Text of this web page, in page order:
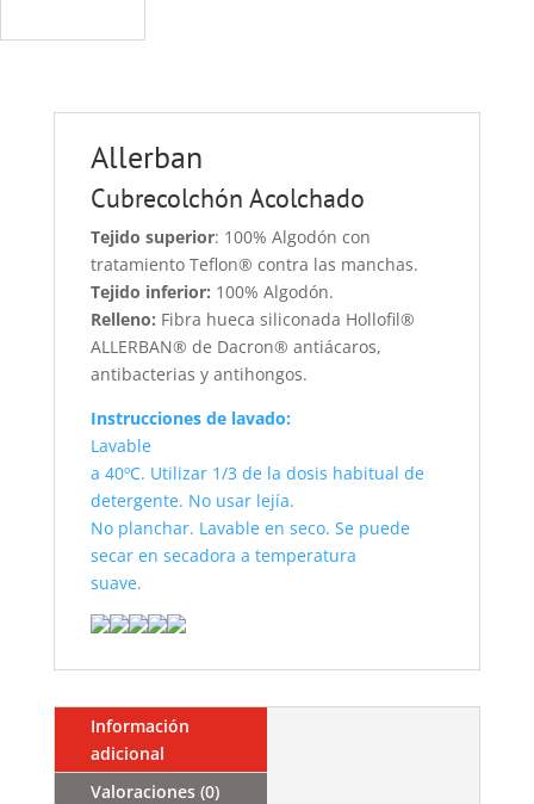
Allerban
Cubrecolchón Acolchado
Tejido superior: 100% Algodón con
tratamiento Teflon® contra las manchas.
Tejido inferior: 100% Algodón.
Relleno: Fibra hueca siliconada Hollofil®
ALLERBAN® de Dacron® antiácaros,
antibacterias y antihongos.
Instrucciones de lavado:
Lavable
a 40ºC. Utilizar 1/3 de la dosis habitual de
detergente. No usar lejía.
No planchar. Lavable en seco. Se puede
secar en secadora a temperatura
suave.
Información
adicional
Valoraciones (0)